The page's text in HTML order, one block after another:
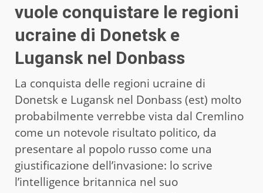
vuole conquistare le regioni
ucraine di Donetsk e
Lugansk nel Donbass
La conquista delle regioni ucraine di
Donetsk e Lugansk nel Donbass (est) molto
probabilmente verrebbe vista dal Cremlino
come un notevole risultato politico, da
presentare al popolo russo come una
giustificazione dell’invasione: lo scrive
l’intelligence britannica nel suo